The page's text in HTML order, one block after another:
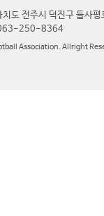
도 전주시 덕진구 들사
250-8364
Association. Allright